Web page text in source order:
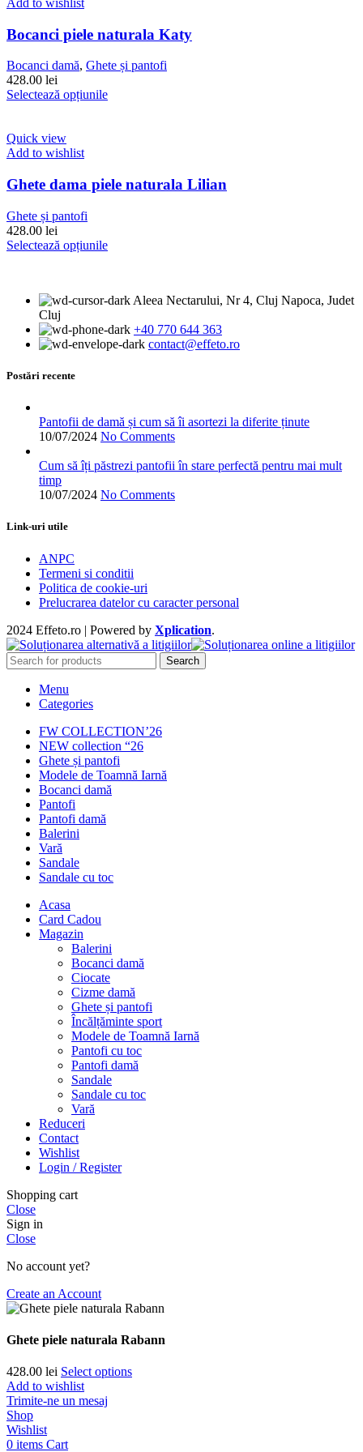
variații.
Opțiunile
pot
fi
în
Add to wishlist
Bocanci piele naturala Katy
Bocanci damă, Ghete și pantofi
428.00 lei
Selectează opțiunileAcest
Opțiunile
pot
pagina
Quick view
Add to wishlist
Ghete dama piele naturala Lilian
Ghete și pantofi
428.00 lei
Selectează opțiunileAcest
multe
Opțiunile
pot
produsului.
Aleea Nectarului, Nr 4, Cluj Napoca, Judet
Cluj
+40 770 644 363
contact@effeto.ro
Postări recente
Pantofii de damă și cum să îi asortezi la diferite ținute
10/07/2024 No Comments
Cum să îți păstrezi pantofii în stare perfectă pentru mai mult
timp
10/07/2024 No Comments
Link-uri utile
ANPC
Termeni si conditii
Politica de cookie-uri
Prelucrarea datelor cu caracter personal
2024 Effeto.ro | Powered by Xplication.
Search
Menu
Categories
FW COLLECTION’26
NEW collection “26
Ghete și pantofi
Modele de Toamnă Iarnă
Bocanci damă
Pantofi
Pantofi damă
Balerini
Vară
Sandale
Sandale cu toc
Acasa
Card Cadou
Magazin
Balerini
Bocanci damă
Ciocate
Cizme damă
Ghete și pantofi
Încălțăminte sport
Modele de Toamnă Iarnă
Pantofi cu toc
Pantofi damă
Sandale
Sandale cu toc
Vară
Reduceri
Contact
Wishlist
Login / Register
Shopping cart
Close
Sign in
Close
No account yet?
Create an Account
Ghete piele naturala Rabann
428.00 lei Select options
Add to wishlist
Trimite-ne un mesaj
Shop
Wishlist
0 items Cart